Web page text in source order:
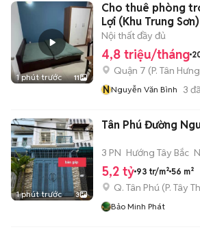
1 phút trước 11
Cho thuê phòng
Lợi (Khu Trung Sơn)
Nội thất đầy đủ
4,8 triệu/tháng
Quận 7 (P. Tân Hưng
NNguyễn Văn Bình 3
1 phút trước 3
Tân Phú Đường
3 PN Hướng Tây Bắc
5,2 tỷ 93 tr/m² 56 m²
Q. Tân Phú (P. Tây
Bảo Minh Phát